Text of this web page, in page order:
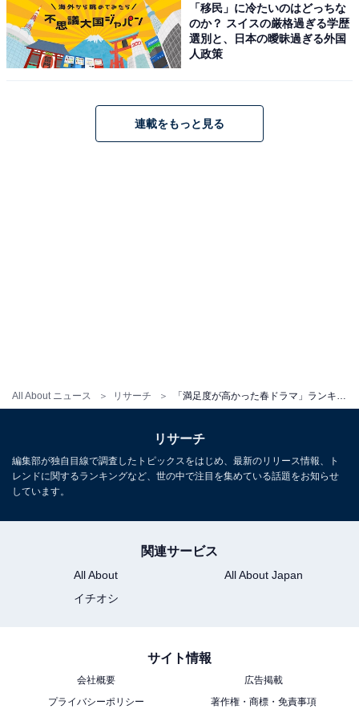
All About ニュース リサーチ
『マイファミリー』（画像出典：
見事第1位に選ばれたのは、嵐のメンバー・二宮和也さ
劇場『マイファミリー』でした！ 『山田太郎ものがた
「移民」に冷たいのはどっちな
のか？ スイスの厳格過ぎる学歴
選別と、日本の曖昧過ぎる外国
人政策
連載をもっと見る
リサーチ
編集部が独自目線で調査したトピックスをはじめ、最新のリリース情報、ト
レンドに関するランキングなど、世の中で注目を集めている話題をお知らせ
しています。
関連サービス
All About
All About Japan
イチオシ
サイト情報
会社概要
広告掲載
プライバシーポリシー
著作権・商標・免責事項